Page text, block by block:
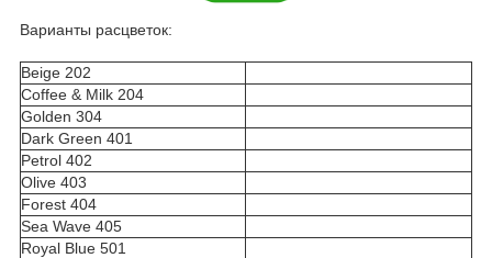
Варианты расцветок:
Beige 202
Coffee & Milk 204
Golden 304
Dark Green 401
Petrol 402
Olive 403
Forest 404
Sea Wave 405
Royal Blue 501